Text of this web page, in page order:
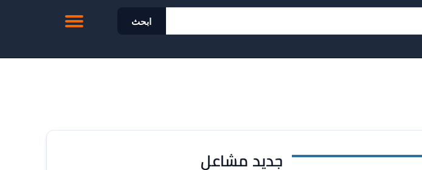
ابحث
جديد مشاعل